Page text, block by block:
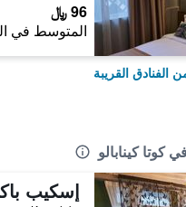
96 ﷼
المتوسط في
الفنادق القريبة
كوتا كينابالو
إسكيب